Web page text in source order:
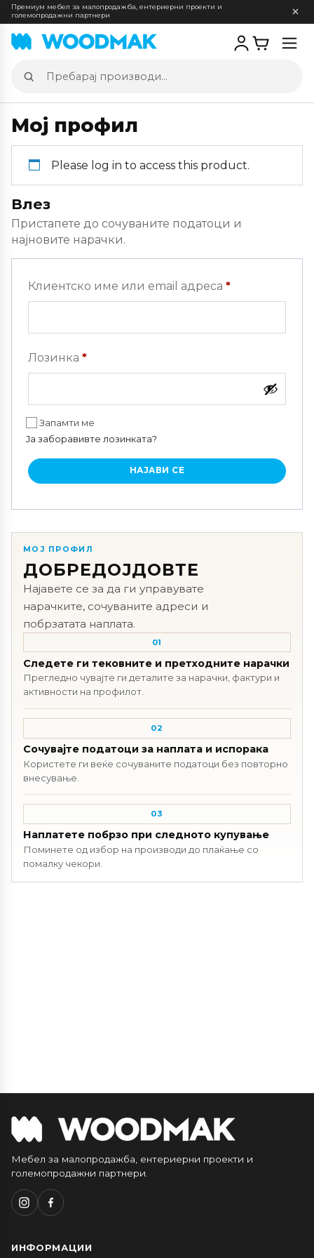
Премиум мебел за малопродажба, ентериерни проекти и
големопродажни партнери
Пребарај
производи
Мој профил
Please log in to access this product.
Влез
Пристапете до сочуваните податоци и
најновите нарачки.
Клиентско име или email адреса *
Лозинка *Задолжително
Запамти ме
Ја заборавивте лозинката?
НАЈАВИ СЕ
МОЈ ПРОФИЛ
ДОБРЕДОЈДОВТЕ
Најавете се за да ги управувате
нарачките, сочуваните адреси и
побрзатата наплата.
01
Следете ги тековните и претходните нарачки
Прегледно чувајте ги деталите за нарачки, фактури и
активности на профилот.
02
Сочувајте податоци за наплата и испорака
Користете ги веќе сочуваните податоци без повторно
внесување.
03
Наплатете побрзо при следното купување
Поминете од избор на производи до плаќање со
помалку чекори.
Мебел за малопродажба, ентериерни проекти и
големопродажни партнери.
ИНФОРМАЦИИ